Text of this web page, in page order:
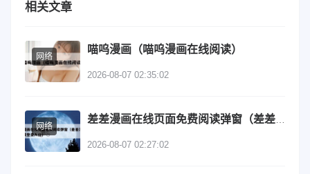
相关文章
网络
喵呜漫画（喵呜漫画在线阅读）
2026-08-07 02:35:02
网络
2026-08-07 02:27:02